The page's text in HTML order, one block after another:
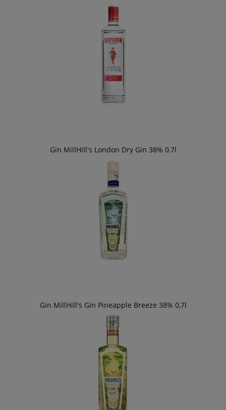
Gin MillHill's London Dry Gin 38% 0,7l
Gin MillHill's Gin Pineapple Breeze 38% 0,7l